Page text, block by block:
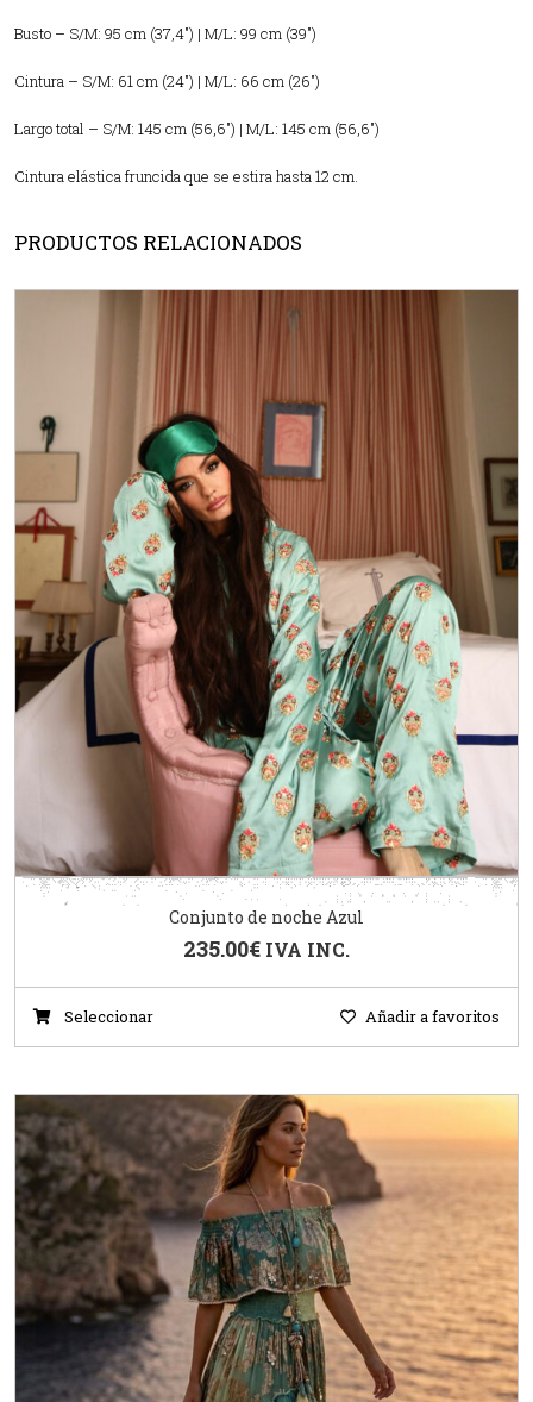
Busto – S/M: 95 cm (37,4″) | M/L: 99 cm (39″)
Cintura – S/M: 61 cm (24″) | M/L: 66 cm (26″)
Largo total – S/M: 145 cm (56,6″) | M/L: 145 cm (56,6″)
Cintura elástica fruncida que se estira hasta 12 cm.
PRODUCTOS RELACIONADOS
Conjunto de noche Azul
235.00€ IVA INC.
Seleccionar Añadir a favoritos